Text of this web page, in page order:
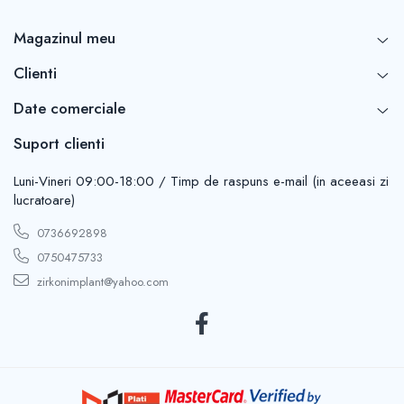
Magazinul meu
Clienti
Date comerciale
Suport clienti
Luni-Vineri 09:00-18:00 / Timp de raspuns e-mail (in aceeasi zi
lucratoare)
0736692898
0750475733
zirkonimplant@yahoo.com